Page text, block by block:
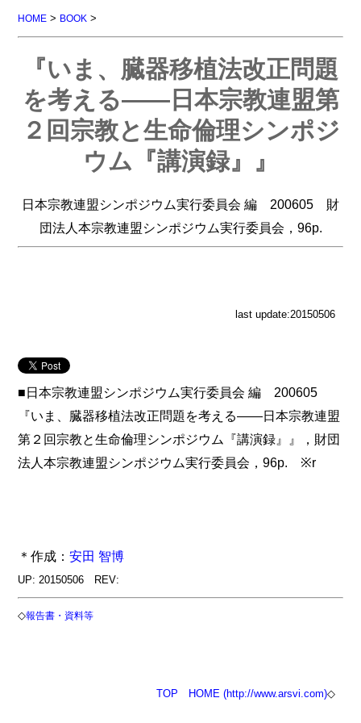
HOME > BOOK >
『いま、臓器移植法改正問題
を考える――日本宗教連盟第
２回宗教と生命倫理シンポジ
ウム『講演録』』
日本宗教連盟シンポジウム実行委員会 編 200605 財
団法人本宗教連盟シンポジウム実行委員会，96p.
last update:20150506
■日本宗教連盟シンポジウム実行委員会 編 200605
『いま、臓器移植法改正問題を考える――日本宗教連盟
第２回宗教と生命倫理シンポジウム『講演録』』，財団
法人本宗教連盟シンポジウム実行委員会，96p. ※r
＊作成：安田 智博
UP: 20150506 REV:
◇報告書・資料等
TOP HOME (http://www.arsvi.com)◇